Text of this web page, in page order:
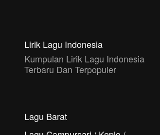
Lirik Lagu Indonesia
Kumpulan Lirik Lagu Indonesia
Terbaru Dan Terpopuler
Lagu Barat